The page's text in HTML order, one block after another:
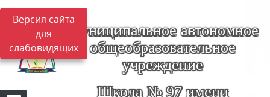
Версия сайта
для
слабовидящих
Муниципальное автономное
общеобразовательное
учреждение
Школа № 97 имени